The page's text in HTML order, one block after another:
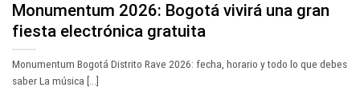
Monumentum 2026: Bogotá vivirá una gran
fiesta electrónica gratuita
Monumentum Bogotá Distrito Rave 2026: fecha, horario y todo lo que debes
saber La música [...]